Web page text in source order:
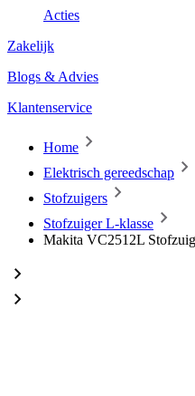
Acties
Zakelijk
Blogs & Advies
Klantenservice
Home
Elektrisch gereedschap
Stofzuigers
Stofzuiger L-klasse
Makita VC2512L